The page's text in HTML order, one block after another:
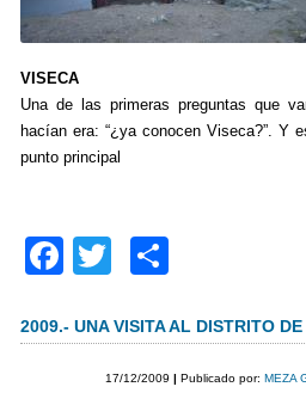
VISECA
Una de las primeras preguntas que
hacían era: “¿ya conocen Viseca?”. Y
punto principal
F
c
tt
er
m
p
2009.- UNA VISITA AL DISTRITO
17/12/2009 | Publicado por:MEZA